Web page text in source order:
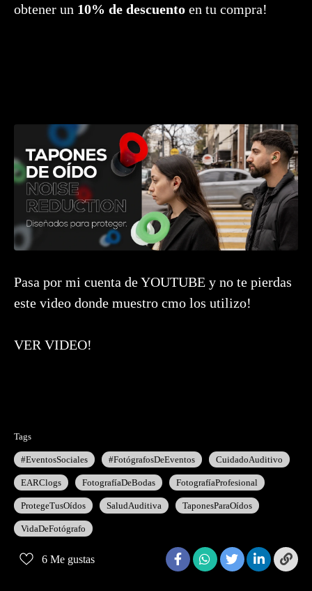
obtener un 10% de descuento en tu compra!
Pasa por mi cuenta de YOUTUBE y no te pierdas
este video donde muestro cmo los utilizo!
VER VIDEO!
Tags
#EventosSociales #FotógrafosDeEventos CuidadoAuditivo
EARClogs FotografíaDeBodas FotografíaProfesional
ProtegeTusOídos SaludAuditiva TaponesParaOídos
VidaDeFotógrafo
6 Me gustas